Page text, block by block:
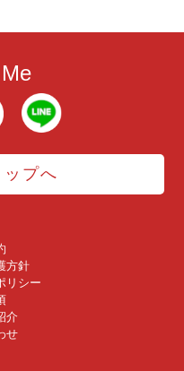
プへ
方針
リシー
介
せ